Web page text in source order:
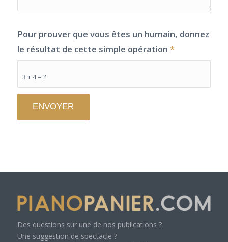
3 + 4 = ?
Pour prouver que vous êtes un humain, donnez
le résultat de cette simple opération *
Des questions sur une de nos publications ?
Une suggestion de spectacle ?